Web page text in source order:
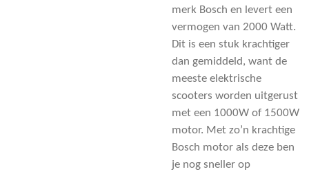
merk Bosch en levert een
vermogen van 2000 Watt.
Dit is een stuk krachtiger
dan gemiddeld, want de
meeste elektrische
scooters worden uitgerust
met een 1000W of 1500W
motor. Met zo’n krachtige
Bosch motor als deze ben
je nog sneller op